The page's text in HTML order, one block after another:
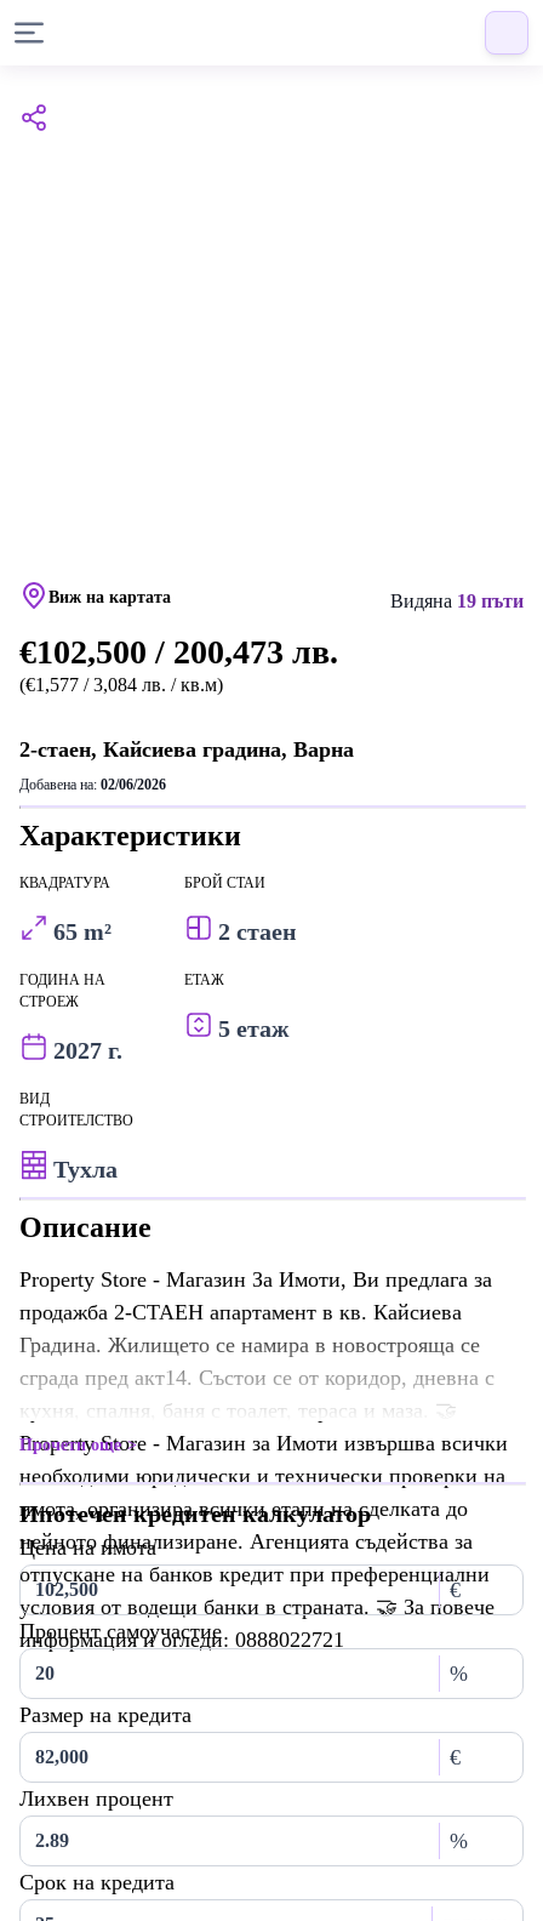
Виж на картата Видяна 19 пъти
€102,500 / 200,473 лв.
(€1,577 / 3,084 лв. / кв.м)
2-стаен, Кайсиева градина, Варна
Добавена на: 02/06/2026
Характеристики
КВАДРАТУРА
65 m²
БРОЙ СТАИ
2 стаен
ГОДИНА НА
СТРОЕЖ
2027 г.
ЕТАЖ
5 етаж
ВИД
СТРОИТЕЛСТВО
Тухла
Описание
Property Store - Магазин За Имоти, Ви предлага за
продажба 2-СТАЕН апартамент в кв. Кайсиева
Градина. Жилището се намира в новострояща се
сграда пред акт14. Състои се от коридор, дневна с
кухня, спалня, баня с тоалет, тераса и маза. 🤝
Property Store - Магазин за Имоти извършва всички
необходими юридически и технически проверки на
имота, организира всички етапи на сделката до
нейното финализиране. Агенцията съдейства за
отпускане на банков кредит при преференциални
условия от водещи банки в страната. 🤝 За повече
информация и огледи: 0888022721
Прочети още
Ипотечен кредитен калкулатор
Цена на имота
€
Процент самоучастие
%
Размер на кредита
€
Лихвен процент
%
Срок на кредита